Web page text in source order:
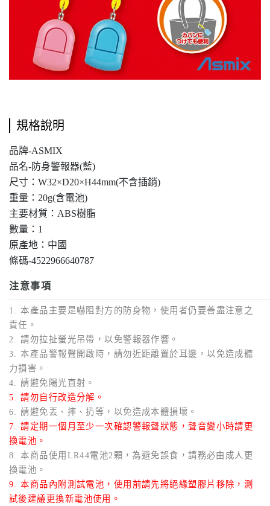
規格說明
品牌-ASMIX
品名-防身警報器(藍)
尺寸：W32×D20×H44mm(不含插銷)
重量：20g(含電池)
主要材質：ABS樹脂
數量：1
原產地：中國
條碼-4522966640787
注意事項
1. 本產品主要是嚇阻對方的防身物，使用者仍要善盡注意之
責任。
2. 請勿拉扯螢光吊帶，以免警報器作響。
3. 本產品警報聲開啟時，請勿近距離置於耳邊，以免造成聽
力損害。
4. 請避免陽光直射。
5. 請勿自行改造分解。
6. 請避免丟、摔、扔等，以免造成本體損壞。
7. 請定期一個月至少一次確認警報聲狀態，聲音變小時請更
換電池。
8. 本商品使用LR44電池2顆，為避免誤食，請務必由成人更
換電池。
9. 本商品內附測試電池，使用前請先將絕緣塑膠片移除，測
試後建議更換新電池使用。